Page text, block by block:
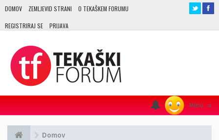
DOMOV ZEMLJEVID STRANI O TEKAŠKEM FORUMU
REGISTRIRAJ SE PRIJAVA
Menu ≡
Domov